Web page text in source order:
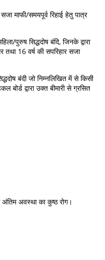
माफी/समयपूर्व रिहाई हेतु पात्र
पुरुष सिद्धदोष बंदि, जिनके द्वारा
तथा 16 वर्ष की सपरिहार सजा
बंदी जो निम्नलिखित में से किसी
द्वारा उक्त बीमारी से ग्रसित
अवस्था का कुष्ठ रोग।